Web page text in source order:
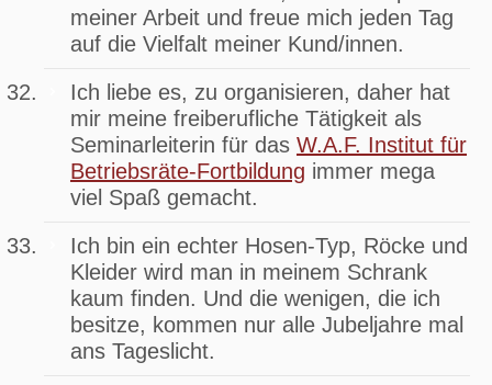
meiner Arbeit und freue mich jeden Tag
auf die Vielfalt meiner Kund/innen.
Ich liebe es, zu organisieren, daher hat
mir meine freiberufliche Tätigkeit als
Seminarleiterin für das W.A.F. Institut für
Betriebsräte-Fortbildung immer mega
viel Spaß gemacht.
Ich bin ein echter Hosen-Typ, Röcke und
Kleider wird man in meinem Schrank
kaum finden. Und die wenigen, die ich
besitze, kommen nur alle Jubeljahre mal
ans Tageslicht.